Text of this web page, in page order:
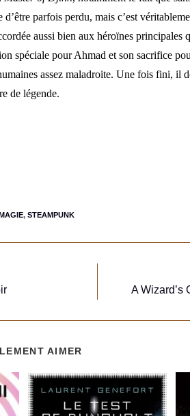
d’être parfois perdu, mais c’est
aussi bien aux héroïnes principales
spéciale pourAhmad et son sacrifice
assez maladroite. Une fois fini, il
de légende.
, STEAMPUNK
A Wizard’s
AIMER